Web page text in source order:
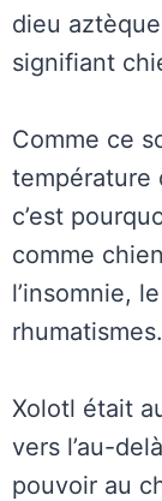
dieu
signifiant
Comme ce
température
c’est
comme
l’insomnie,
rhumatismes.
Xolotl était
vers l’au-
pouvoir au